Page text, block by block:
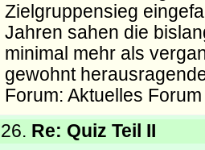
Zielgruppensieg
Jahren sahen die
minimal mehr als
gewohnt
Forum: Aktuelles Forum
26. Re: Quiz Teil II